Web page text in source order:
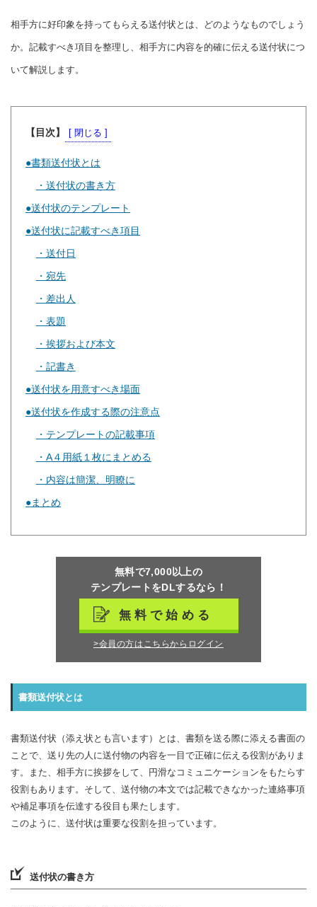
相手方に好印象を持ってもらえる送付状とは、どのようなものでしょう
か。記載すべき項目を整理し、相手方に内容を的確に伝える送付状につ
いて解説します。
【目次】
書類送付状とは
送付状の書き方
送付状のテンプレート
送付状に記載すべき項目
送付日
宛先
差出人
表題
挨拶および本文
記書き
送付状を用意すべき場面
送付状を作成する際の注意点
テンプレートの記載事項
A４用紙１枚にまとめる
内容は簡潔、明瞭に
まとめ
無料で7,000以上の
テンプレートをDLするなら！
無料で始める
>会員の方はこちらからログイン
書類送付状とは
書類送付状（添え状とも言います）とは、書類を送る際に添える書面の
ことで、送り先の人に送付物の内容を一目で正確に伝える役割がありま
す。また、相手方に挨拶をして、円滑なコミュニケーションをもたらす
役割もあります。そして、送付物の本文では記載できなかった連絡事項
や補足事項を伝達する役目も果たします。
このように、送付状は重要な役割を担っています。
送付状の書き方